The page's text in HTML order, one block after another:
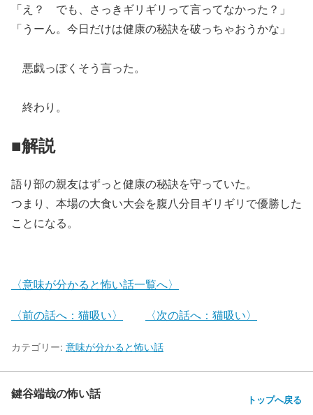
「え？ でも、さっきギリギリって言ってなかった？」
「うーん。今日だけは健康の秘訣を破っちゃおうかな」
悪戯っぽくそう言った。
終わり。
■解説
語り部の親友はずっと健康の秘訣を守っていた。
つまり、本場の大食い大会を腹八分目ギリギリで優勝した
ことになる。
〈意味が分かると怖い話一覧へ〉
〈前の話へ：猫吸い〉 〈次の話へ：猫吸い〉
カテゴリー: 意味が分かると怖い話
鍵谷端哉の怖い話 トップへ戻る